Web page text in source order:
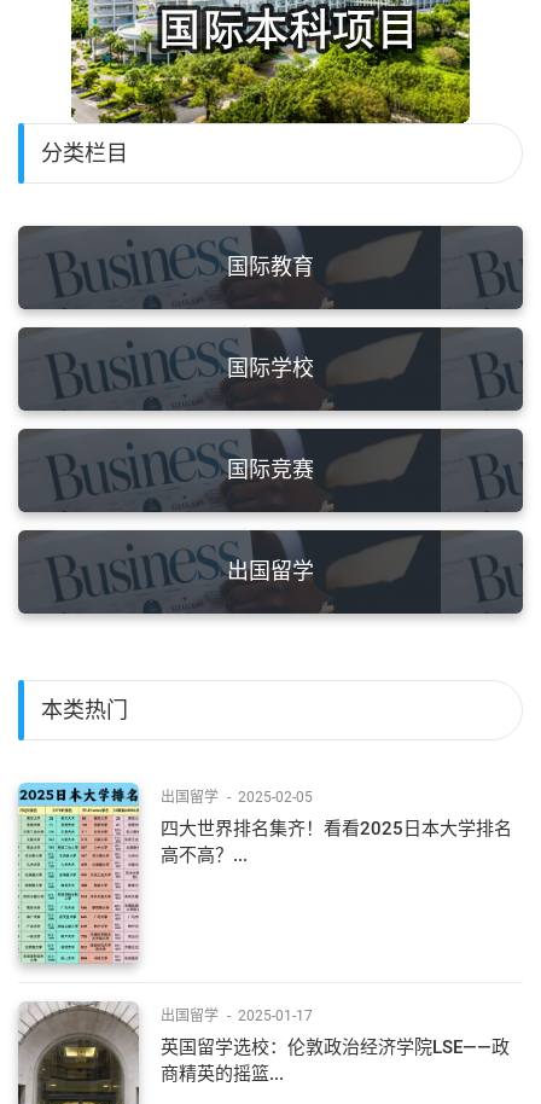
分类栏目
国际教育
国际学校
国际竞赛
出国留学
本类热门
出国留学 - 2025-02-05
四大世界排名集齐！看看2025日本大学排名
高不高？...
出国留学 - 2025-01-17
英国留学选校：伦敦政治经济学院LSE——政
商精英的摇篮...